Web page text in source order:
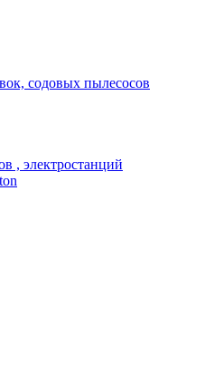
содовых пылесосов
, электростанций